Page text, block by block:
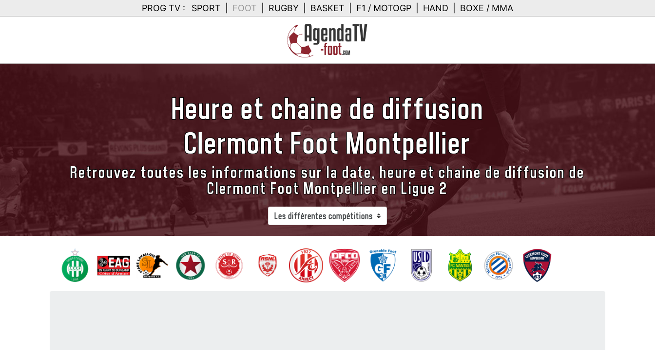
PROG TV : SPORT FOOT RUGBY BASKET F1 / MOTOGP HAND BOXE / MMA
Heure et chaine de diffusion
Clermont Foot Montpellier
Retrouvez toutes les informations sur la date, heure et chaine de diffusion de
Clermont Foot Montpellier en Ligue 2